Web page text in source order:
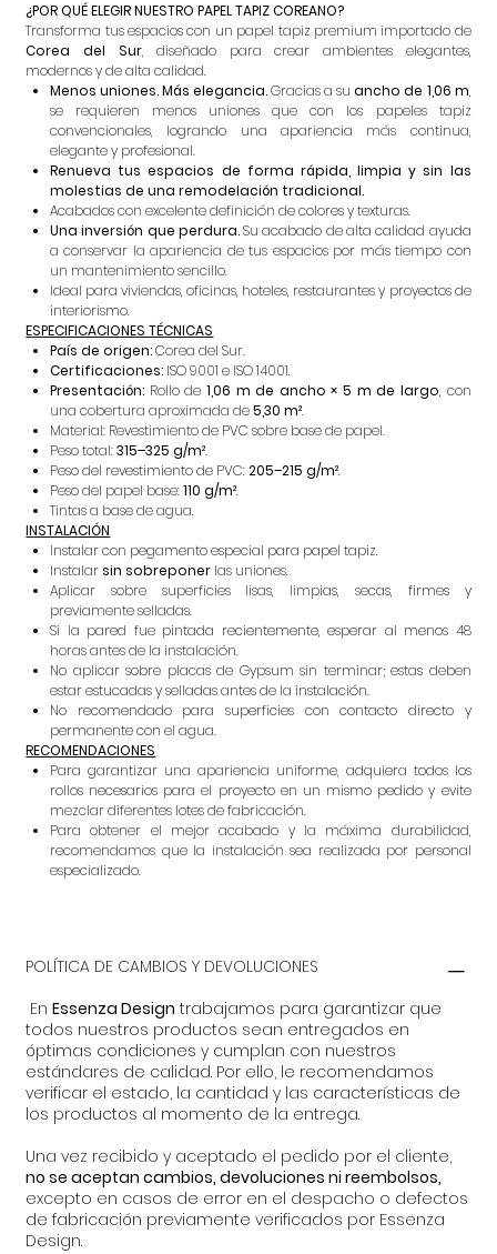
¿POR QUÉ ELEGIR NUESTRO PAPEL TAPIZ COREANO?
Transforma tus espacios con un papel tapiz premium importado de
Corea del Sur, diseñado para crear ambientes elegantes,
modernos y de alta calidad.
Menos uniones. Más elegancia.Gracias a suancho de 1,06 m,
se requieren menos uniones que con los papeles tapiz
convencionales, logrando una apariencia más continua,
elegante y profesional.
Renueva tus espacios de forma rápida, limpia y sin las
molestias de una remodelación tradicional.
Acabados con excelente definición de colores y texturas.
Una inversión que perdura.Su acabado de alta calidad ayuda
a conservar la apariencia de tus espacios por más tiempo con
un mantenimiento sencillo.
Ideal para viviendas, oficinas, hoteles, restaurantes y proyectos de
interiorismo.
ESPECIFICACIONES TÉCNICAS
País de origen:Corea del Sur.
Certificaciones: ISO 9001 e ISO 14001.
Presentación: Rollo de 1,06 m de ancho × 5 m de largo, con
una cobertura aproximada de5,30 m².
Material: Revestimiento de PVC sobre base de papel.
Peso total:315–325 g/m².
Peso del revestimiento de PVC:205–215 g/m².
Peso del papel base:110 g/m².
Tintas a base de agua.
INSTALACIÓN
Instalar con pegamento especial para papel tapiz.
Instalar sin sobreponer las uniones.
Aplicar sobre superficies lisas, limpias, secas, firmes y
previamente selladas.
Si la pared fue pintada recientemente, esperar al menos 48
horas antes de la instalación.
No aplicar sobre placas de Gypsum sin terminar; estas deben
estar estucadas y selladas antes de la instalación.
No recomendado para superficies con contacto directo y
permanente con el agua.
RECOMENDACIONES
Para garantizar una apariencia uniforme, adquiera todos los
rollos necesarios para el proyecto en un mismo pedido y evite
mezclar diferentes lotes de fabricación.
Para obtener el mejor acabado y la máxima durabilidad,
recomendamos que la instalación sea realizada por personal
especializado.
POLÍTICA DE CAMBIOS Y DEVOLUCIONES
EnEssenza Design trabajamos para garantizar que
todos nuestros productos sean entregados en
óptimas condiciones y cumplan con nuestros
estándares de calidad. Por ello, le recomendamos
verificar el estado, la cantidad y las características de
los productos al momento de la entrega.
Una vez recibido y aceptado el pedido por el cliente,
no se aceptan cambios, devoluciones ni reembolsos,
excepto en casos de error en el despacho o defectos
de fabricación previamente verificados por Essenza
Design.